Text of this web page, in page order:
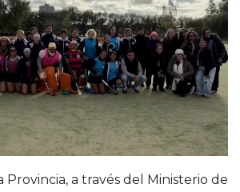
Provincia, a través del Ministerio de